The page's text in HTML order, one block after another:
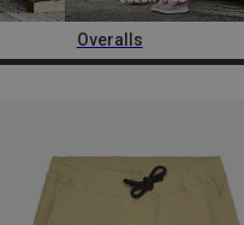
Overalls